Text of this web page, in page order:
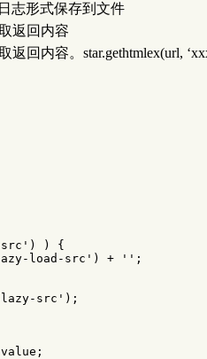
志形式保存到文件
返回内容
返回内容。star.gethtmlex(url,
' ) )
{
load-src ' ) + '' ;
src ' );
value ;